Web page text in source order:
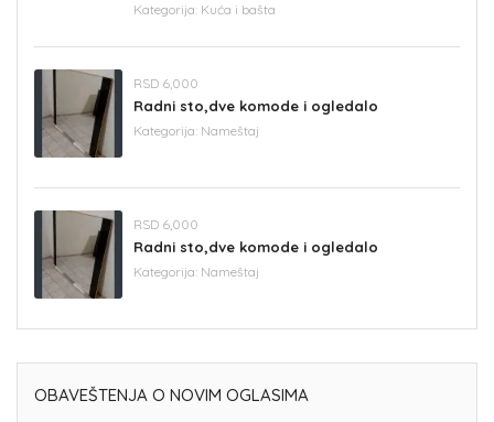
Kategorija: Kuća i bašta
RSD 6,000
Radni sto,dve komode i ogledalo
Kategorija: Nameštaj
RSD 6,000
Radni sto,dve komode i ogledalo
Kategorija: Nameštaj
OBAVEŠTENJA O NOVIM OGLASIMA